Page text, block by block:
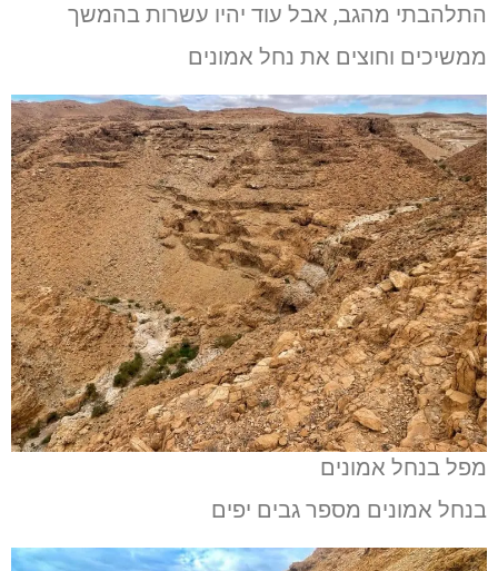
התלהבתי מהגב, אבל עוד יהיו עשרות בהמשך
ממשיכים וחוצים את נחל אמונים
מפל בנחל אמונים
בנחל אמונים מספר גבים יפים